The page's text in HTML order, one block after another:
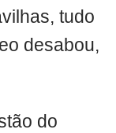
tudo
desabou,
do